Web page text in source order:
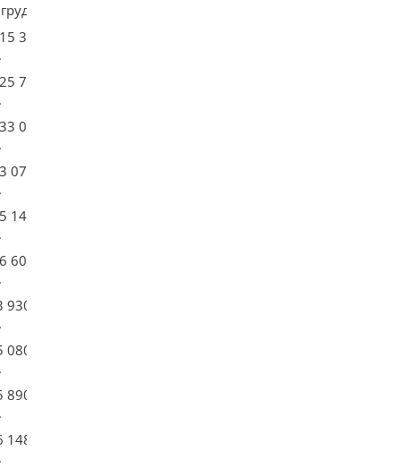
370
720
010
074
144
602
930
080
890
148